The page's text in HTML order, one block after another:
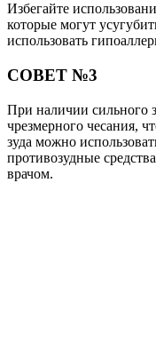
Избегайте
которые могут
использовать
СОВЕТ №3
При наличии сильного
чрезмерного чесания,
зуда можно
противозудные
врачом.